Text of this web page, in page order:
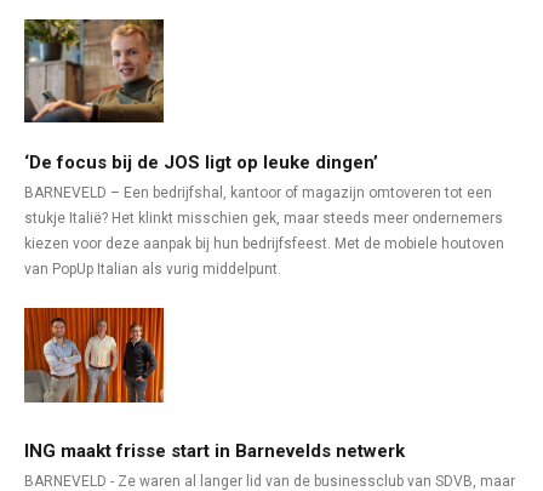
‘De focus bij de JOS ligt op leuke dingen’
BARNEVELD – Een bedrijfshal, kantoor of magazijn omtoveren tot een
stukje Italië? Het klinkt misschien gek, maar steeds meer ondernemers
kiezen voor deze aanpak bij hun bedrijfsfeest. Met de mobiele houtoven
van PopUp Italian als vurig middelpunt.
ING maakt frisse start in Barnevelds netwerk
BARNEVELD - Ze waren al langer lid van de businessclub van SDVB, maar